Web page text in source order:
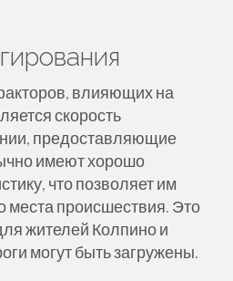
влияющих на
скорость
предоставляющие
имеют хорошо
что позволяет им
места происшествия. Это
жителей Колпино и
могут быть загружены.